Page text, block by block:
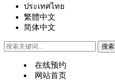
ประเทศไทย
繁體中文
简体中文
在线预约
网站首页